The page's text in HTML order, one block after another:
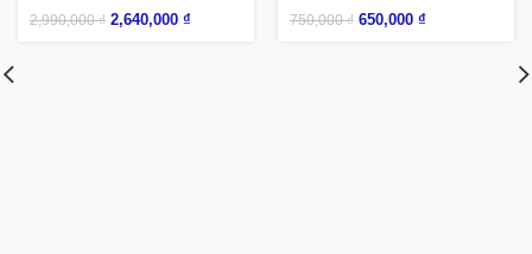
2,990,000₫ 2,640,000 ₫ 750,000₫ 650,000 ₫